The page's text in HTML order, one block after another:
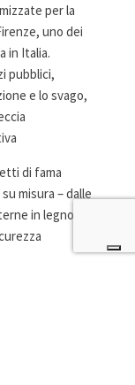
per la
uno dei
in Italia.
pubblici,
e lo svago,
di fama
misura – dalle
in legno –